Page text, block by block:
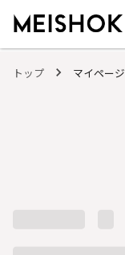
トップ マイページ